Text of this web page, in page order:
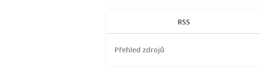
RSS
Přehled zdrojů